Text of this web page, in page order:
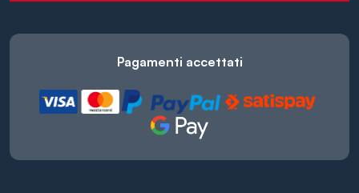
Pagamenti accettati